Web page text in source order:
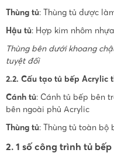
Thùng tủ: Thùng tủ được
Hậu tủ: Hợp kim nhôm
Thùng bên dưới khoang
tuyệt đối
2.2. Cấu tạo tủ bếp Acrylic
Cánh tủ: Cánh tủ bếp bên
bên ngoài phủ Acrylic
Thùng tủ: Thùng tủ toàn bộ
2. 1 số công trình tủ